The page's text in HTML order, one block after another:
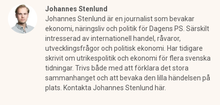
Johannes Stenlund
Johannes Stenlund är en journalist som bevakar
ekonomi, näringsliv och politik för Dagens PS. Särskilt
intresserad av internationell handel, råvaror,
utvecklingsfrågor och politisk ekonomi. Har tidigare
skrivit om utrikespolitik och ekonomi för flera svenska
tidningar. Trivs både med att förklara det stora
sammanhanget och att bevaka den lilla händelsen på
plats. Kontakta Johannes Stenlund här.